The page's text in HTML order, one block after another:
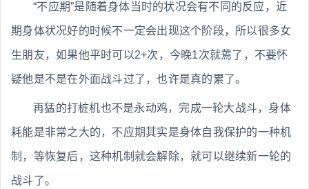
“不应期”是随着身体当时的状况会有不同的反应，近
期身体状况好的时候不一定会出现这个阶段，所以很多女
生朋友，如果他平时可以2+次，今晚1次就蔫了，不要怀
疑他是不是在外面战斗过了，也许是真的累了。
再猛的打桩机也不是永动鸡，完成一轮大战斗，身体
耗能是非常之大的，不应期其实是身体自我保护的一种机
制，等恢复后，这种机制就会解除，就可以继续新一轮的
战斗了。